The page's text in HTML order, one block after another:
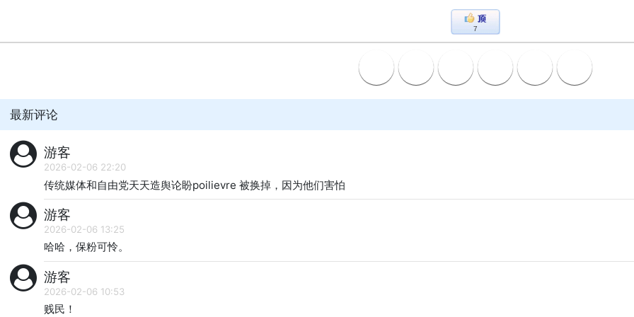
7
最新评论
游客
2026-02-06 22:20
传统媒体和自由党天天造舆论盼poilievre 被换掉，因为他们害怕
游客
2026-02-06 13:25
哈哈，保粉可怜。
游客
2026-02-06 10:53
贱民！